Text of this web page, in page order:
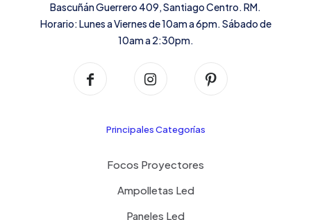
Bascuñán Guerrero 409, Santiago Centro. RM.
Horario: Lunes a Viernes de 10am a 6pm. Sábado de
10am a 2:30pm.
Principales Categorías
Focos Proyectores
Ampolletas Led
Paneles Led